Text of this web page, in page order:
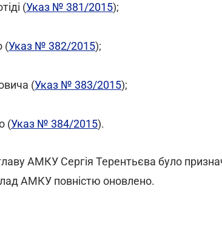
(Указ № 381/2015);
(Указ № 382/2015);
(Указ № 383/2015);
(Указ № 384/2015).
АМКУ Сергія Терентьєва було
АМКУ повністю оновлено.